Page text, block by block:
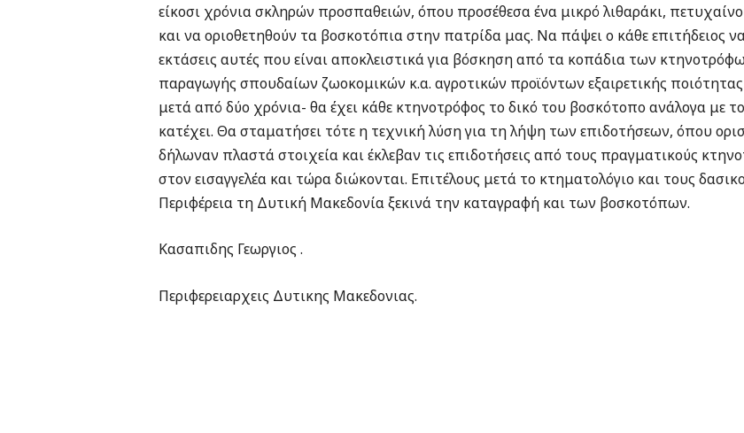
είκοσι χρόνια σκληρών προσπαθειών, όπου προσέθεσα ένα μικρό λιθαράκι,
και να οριοθετηθούν τα βοσκοτόπια στην πατρίδα μας. Να πάψει ο κάθε επιτήδειος
εκτάσεις αυτές που είναι αποκλειστικά για βόσκηση από τα κοπάδια των
παραγωγής σπουδαίων ζωοκομικών κ.α. αγροτικών προϊόντων εξαιρετικής ποιότητας
μετά από δύο χρόνια- θα έχει κάθε κτηνοτρόφος το δικό του βοσκότοπο ανάλογα με
κατέχει. Θα σταματήσει τότε η τεχνική λύση για τη λήψη των επιδοτήσεων, όπου
δήλωναν πλαστά στοιχεία και έκλεβαν τις επιδοτήσεις από τους πραγματικούς
στον εισαγγελέα και τώρα διώκονται. Επιτέλους μετά το κτηματολόγιο και τους
Περιφέρεια τη Δυτική Μακεδονία ξεκινά την καταγραφή και των βοσκοτόπων.
Κασαπιδης Γεωργιος .
Περιφερειαρχεις Δυτικης Μακεδονιας.